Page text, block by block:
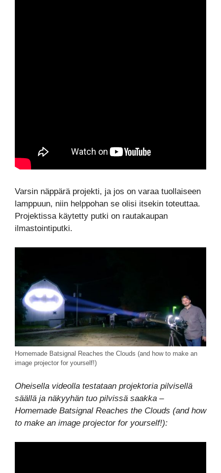
Varsin näppärä projekti, ja jos on varaa tuollaiseen
lamppuun, niin helppohan se olisi itsekin toteuttaa.
Projektissa käytetty putki on rautakaupan
ilmastointiputki.
Homemade Batsignal Reaches the Clouds (and how to make an
image projector for yourself!)
Oheisella videolla testataan projektoria pilvisellä
säällä ja näkyyhän tuo pilvissä saakka –
Homemade Batsignal Reaches the Clouds (and how
to make an image projector for yourself!):